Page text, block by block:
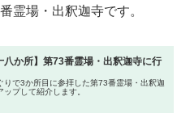
霊場・出釈迦寺です。
八か所】第73番霊場・出釈迦寺に行
りで3か所目に参拝した第73番霊場・出釈迦
ップして紹介します。